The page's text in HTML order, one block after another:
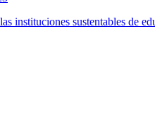
instituciones sustentables de